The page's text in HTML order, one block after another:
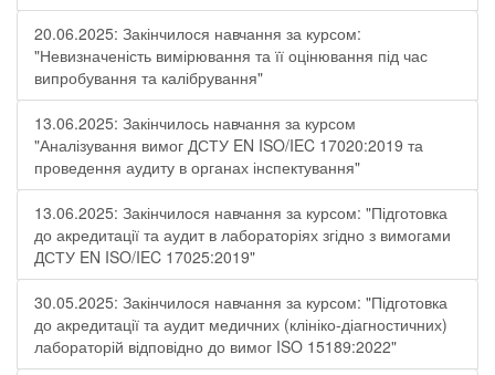
20.06.2025: Закінчилося навчання за курсом:
"Невизначеність вимірювання та її оцінювання під час
випробування та калібрування"
13.06.2025: Закінчилось навчання за курсом
"Аналізування вимог ДСТУ EN ISO/IEC 17020:2019 та
проведення аудиту в органах інспектування"
13.06.2025: Закінчилося навчання за курсом: "Підготовка
до акредитації та аудит в лабораторіях згідно з вимогами
ДСТУ EN ISO/IEC 17025:2019"
30.05.2025: Закінчилося навчання за курсом: "Підготовка
до акредитації та аудит медичних (клініко-діагностичних)
лабораторій відповідно до вимог ISO 15189:2022"